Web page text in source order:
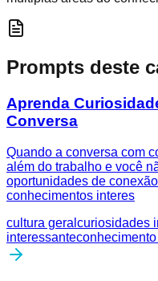
Prompts deste
Aprenda
Conversa
Quando a conversa com
além do trabalho e você
oportunidades de
conhecimentos interes
cultura geral curiosidades
interessanteconhecimento